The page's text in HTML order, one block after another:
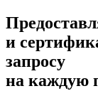
и
запросу
на каждую